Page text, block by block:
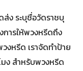
ง ระบุชื่อวัดราชบุ
การให้พวงหรีดถึง
งหรีด เราจัดทำป้าย
มง สำหรับพวงหรีด